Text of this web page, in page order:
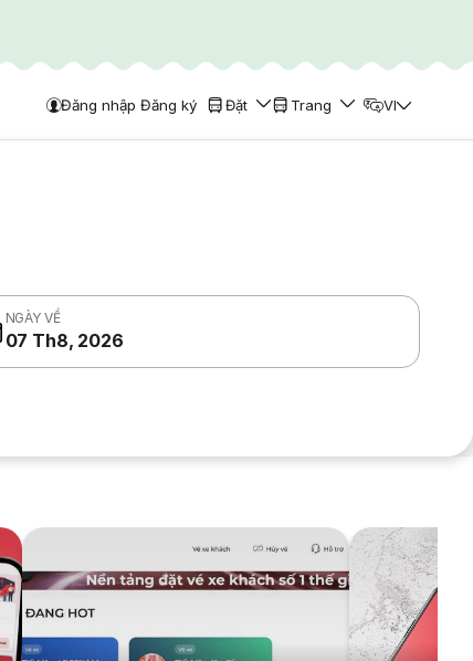
Đăng nhập Đăng ký Đặt Trang VI
NGÀY VỀ
07 Th8, 2026